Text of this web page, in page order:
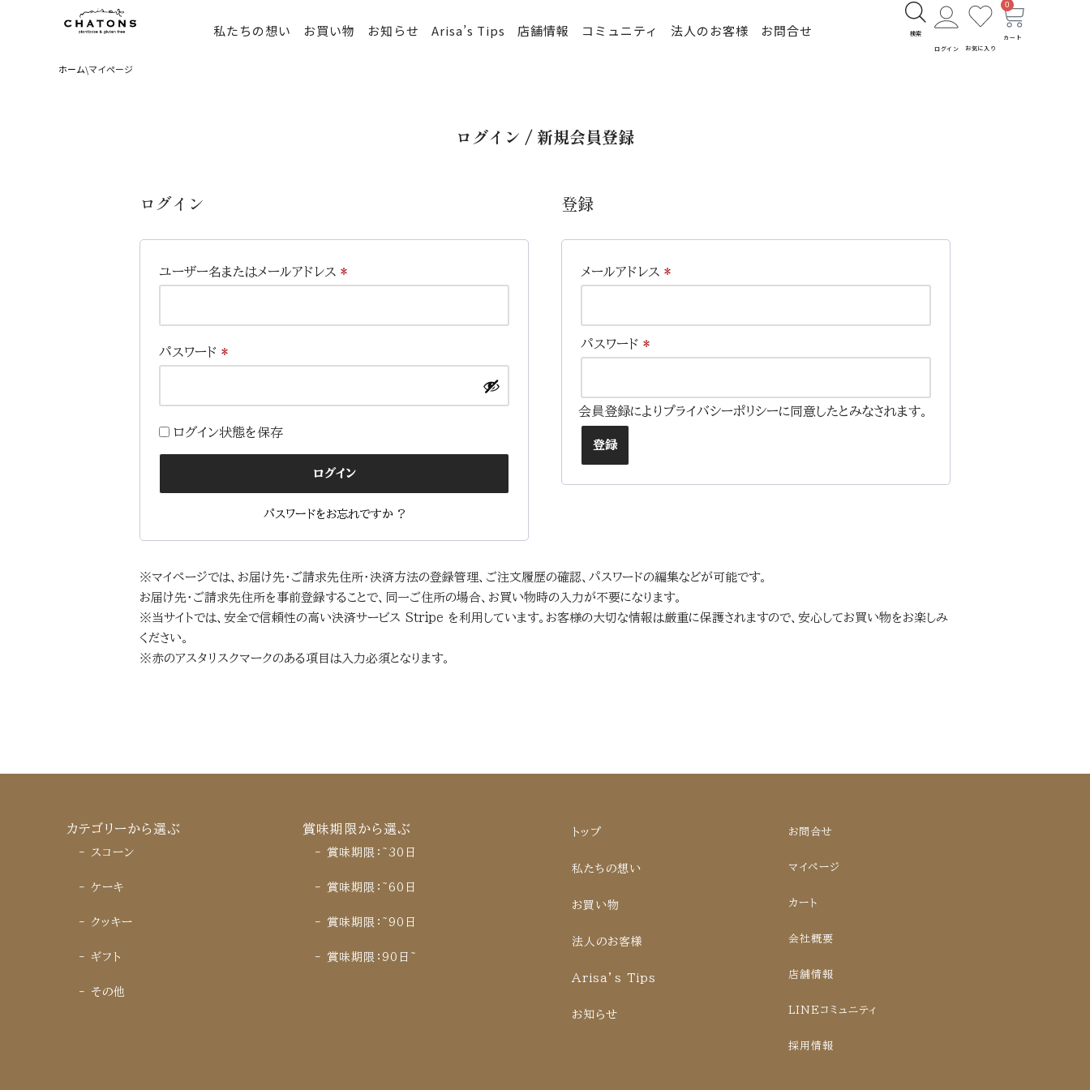
私たちの想い お買い物 お知らせ Arisa’s Tips 店舗情報 コミュニティ 法人のお客様 お問合せ
検索
ログイン
お気に入り
0
カート
ホーム\マイページ
ログイン / 新規会員登録
ログイン
ユーザー名またはメールアドレス *
パスワード *
ログイン状態を保存
ログイン
パスワードをお忘れですか ?
登録
メールアドレス *
パスワード *
会員登録によりプライバシーポリシーに同意したとみなされます。
登録
※マイページでは、お届け先・ご請求先住所・決済方法の登録管理、ご注文履歴の確認、パスワードの編集などが可能です。
お届け先・ご請求先住所を事前登録することで、同一ご住所の場合、お買い物時の入力が不要になります。
※当サイトでは、安全で信頼性の高い決済サービス Stripe を利用しています。お客様の大切な情報は厳重に保護されますので、安心してお買い物をお楽しみ
ください。
※赤のアスタリスクマークのある項目は入力必須となります。
カテゴリーから選ぶ
‐ スコーン
‐ ケーキ
‐ クッキー
‐ ギフト
‐ その他
賞味期限から選ぶ
‐ 賞味期限：~30日
‐ 賞味期限：~60日
‐ 賞味期限：~90日
‐ 賞味期限：90日~
トップ
私たちの想い
お買い物
法人のお客様
Arisa’s Tips
お知らせ
お問合せ
マイページ
カート
会社概要
店舗情報
LINEコミュニティ
採用情報